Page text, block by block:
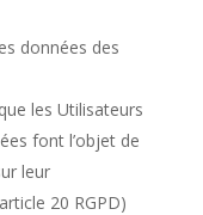
données des
les Utilisateurs
font l’objet de
leur
20 RGPD)